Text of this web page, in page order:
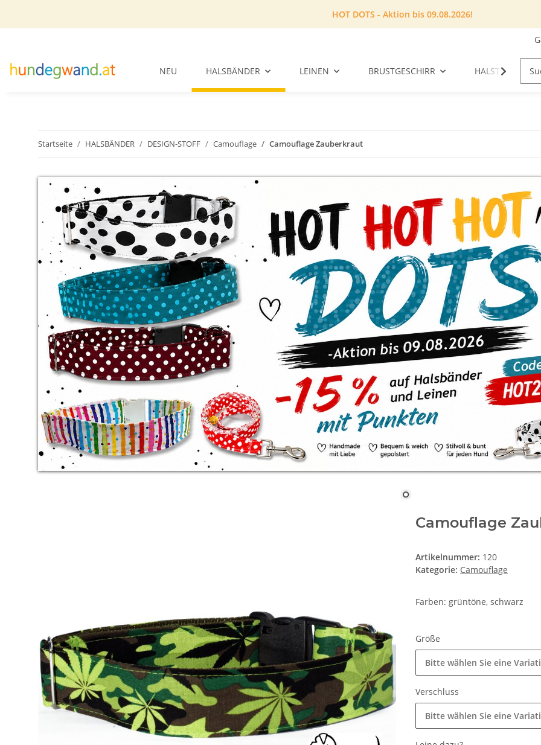
HOT DOTS - Aktion bis 09.08.2026!
NEU HALSBÄNDER LEINEN BRUSTGESCHIRR HALSTUCH
Startseite HALSBÄNDER DESIGN-STOFF Camouflage Camouflage Zauberkraut
Camouflage
Artikelnummer: 120
Kategorie: Camouflage
Farben: grüntöne, schwarz
Größe
Bitte wählen Sie eine
Verschluss
Bitte wählen Sie eine